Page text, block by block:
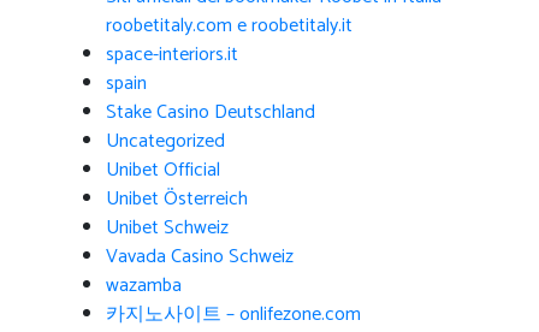
roobetitaly.com e roobetitaly.it
space-interiors.it
spain
Stake Casino Deutschland
Uncategorized
Unibet Official
Unibet Österreich
Unibet Schweiz
Vavada Casino Schweiz
wazamba
카지노사이트 – onlifezone.com